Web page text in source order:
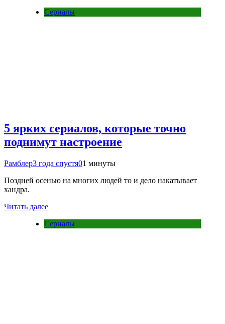
Сериалы
5 ярких сериалов, которые точно
поднимут настроение
Рамблер3 года спустя01 минуты
Поздней осенью на многих людей то и дело накатывает
хандра.
Читать далее
Сериалы